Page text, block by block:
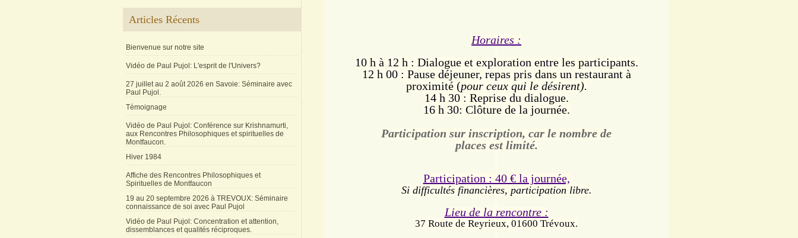
Articles Récents
Bienvenue sur notre site
Vidéo de Paul Pujol: L'esprit de l'Univers?
27 juillet au 2 août 2026 en Savoie: Séminaire avec
Paul Pujol.
Témoignage
Vidéo de Paul Pujol: Conférence sur Krishnamurti,
aux Rencontres Philosophiques et spirituelles de
Montfaucon.
Hiver 1984
Affiche des Rencontres Philosophiques et
Spirituelles de Montfaucon
19 au 20 septembre 2026 à TREVOUX: Séminaire
connaissance de soi avec Paul Pujol
Vidéo de Paul Pujol: Concentration et attention,
dissemblances et qualités réciproques.
Horaires :
10 h à 12 h : Dialogue et exploration entre les participants.
12 h 00 : Pause déjeuner, repas pris dans un restaurant à
proximité (pour ceux qui le désirent).
14 h 30 : Reprise du dialogue.
16 h 30: Clôture de la journée.
Participation sur inscription, car le nombre de
places est limité.
Participation : 40 € la journée,
Si difficultés financières, participation libre.
Lieu de la rencontre :
37 Route de Reyrieux, 01600 Trévoux.